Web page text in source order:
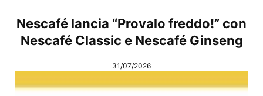
Nescafé lancia “Provalo freddo!” con
Nescafé Classic e Nescafé Ginseng
31/07/2026